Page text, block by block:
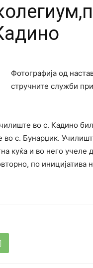
Фотографија од
стручните служби
во с. Кадино
во с. Бунарџик.
куќа и во него учеле
по иницијатива